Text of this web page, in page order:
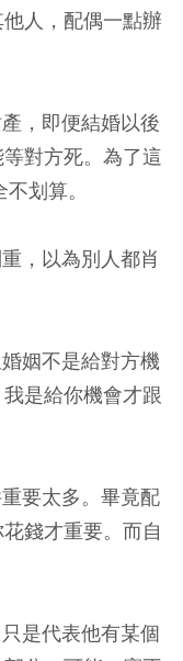
人，配偶一點辦
，即便結婚以後
對方死。為了這
划算。
，以為別人都肖
姻不是給對方機
是給你機會才跟
要太多。畢竟配
錢才重要。而自
是代表他有某個